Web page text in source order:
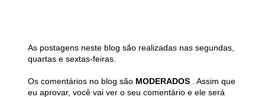
As postagens neste blog são realizadas nas segundas,
quartas e sextas-feiras.
Os comentários no blog são MODERADOS . Assim que
eu aprovar, você vai ver o seu comentário e ele será